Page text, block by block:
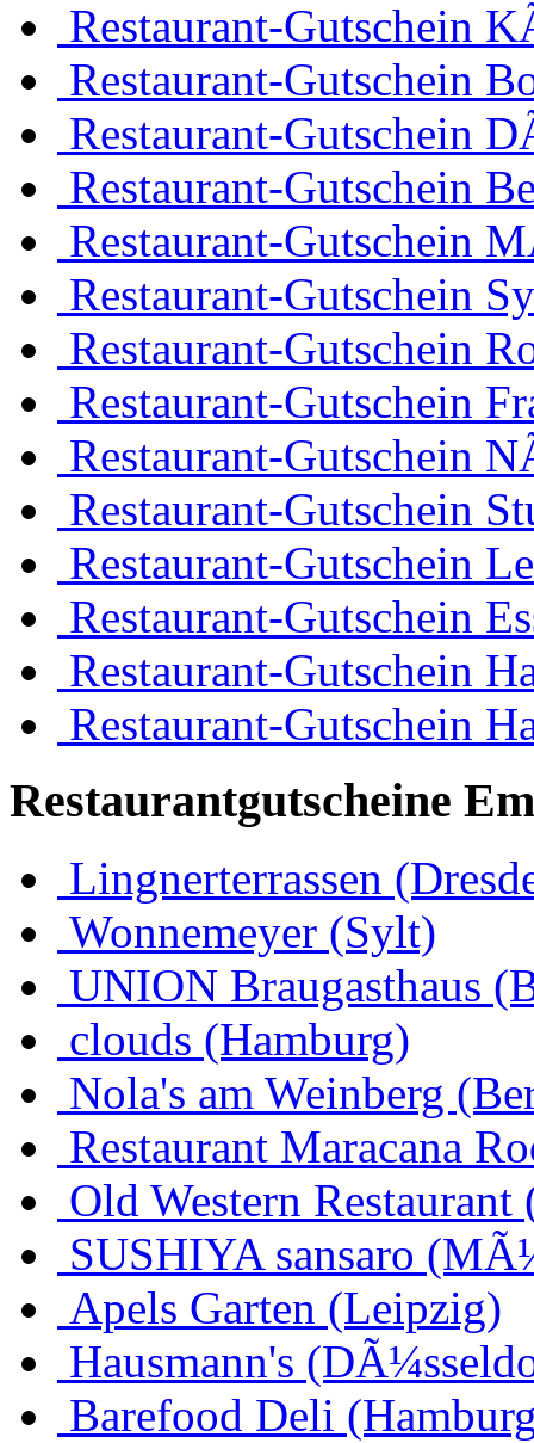
Restaurant-Gutschein
Restaurant-Gutschein
Restaurant-Gutschein
Restaurant-Gutschein
Restaurant-Gutschein
Restaurant-Gutschein
Restaurant-Gutschein
Restaurant-Gutschein
Restaurant-Gutschein
Restaurant-Gutschein
Restaurant-Gutschein
Restaurant-Gutschein
Restaurant-Gutschein
Restaurant-Gutschein
Restaurantgutscheine
Lingnerterrassen
Wonnemeyer (Sylt)
UNION Braugasthaus
clouds (Hamburg)
Nola's am Weinberg
Restaurant Maracana
Old Western Restaurant
SUSHIYA sansaro
Apels Garten (Leipzig)
Hausmann's
Barefood Deli